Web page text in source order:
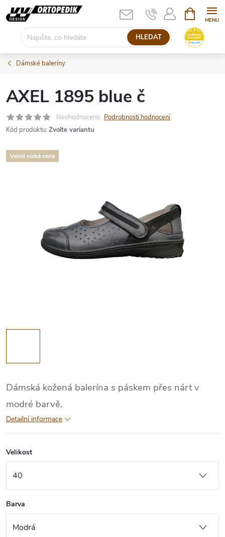
Přejít
na
HLEDAT
NÁKUPNÍ
KOŠÍK
Dámské baleríny
AXEL 1895 blue č
Neohodnoceno Podrobnosti hodnocení
Kód produktu: Zvolte variantu
Velmi nízká cena
Dámská kožená balerína s páskem přes nárt v
modré barvě.
Detailní informace
Velikost
Barva